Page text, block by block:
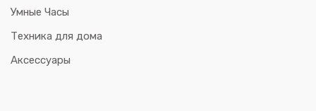
Умные Часы
Техника для дома
Аксессуары